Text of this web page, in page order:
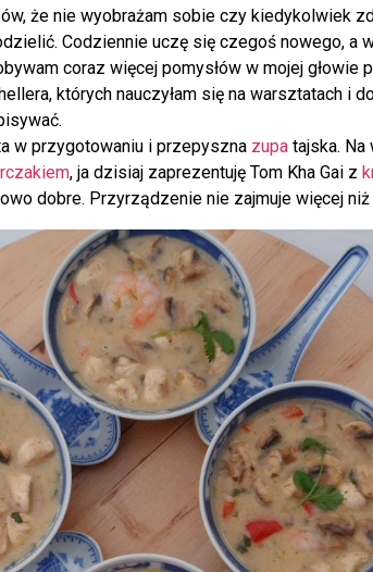
że nie wyobrażam sobie czy kiedykolwiek
Codziennie uczę się czegoś nowego, a
coraz więcej pomysłów w mojej głowie
których nauczyłam się na warsztatach i
w przygotowaniu i przepyszna zupa tajska. Na
, ja dzisiaj zaprezentuję Tom Kha Gai z
dobre. Przyrządzenie nie zajmuje więcej niż